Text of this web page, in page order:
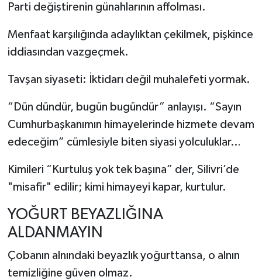
Parti değiştirenin günahlarının affolması.
Menfaat karşılığında adaylıktan çekilmek, pişkince
iddiasından vazgeçmek.
Tavşan siyaseti: İktidarı değil muhalefeti yormak.
“Dün dündür, bugün bugündür” anlayışı. “Sayın
Cumhurbaşkanımın himayelerinde hizmete devam
edeceğim” cümlesiyle biten siyasi yolculuklar…
Kimileri “Kurtuluş yok tek başına” der, Silivri’de
"misafir" edilir; kimi himayeyi kapar, kurtulur.
YOĞURT BEYAZLIĞINA
ALDANMAYIN
Çobanın alnındaki beyazlık yoğurttansa, o alnın
temizliğine güven olmaz.